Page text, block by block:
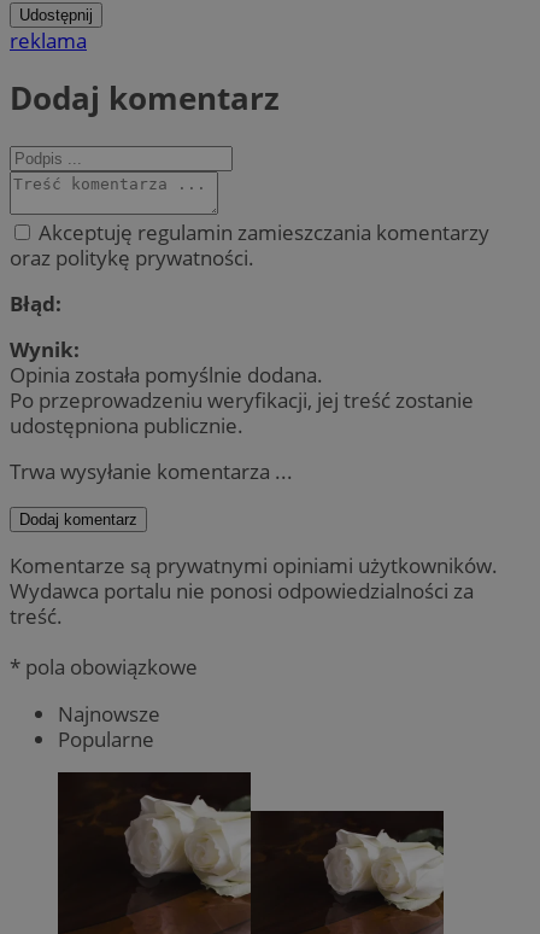
Udostępnij
reklama
Dodaj komentarz
Akceptuję regulamin zamieszczania komentarzy
oraz politykę prywatności.
Błąd:
Wynik:
Opinia została pomyślnie dodana.
Po przeprowadzeniu weryfikacji, jej treść zostanie
udostępniona publicznie.
Trwa wysyłanie komentarza ...
Dodaj komentarz
Komentarze są prywatnymi opiniami użytkowników.
Wydawca portalu nie ponosi odpowiedzialności za
treść.
* pola obowiązkowe
Najnowsze
Popularne